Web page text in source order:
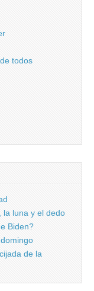
todos
la luna y el dedo
Biden?
de la